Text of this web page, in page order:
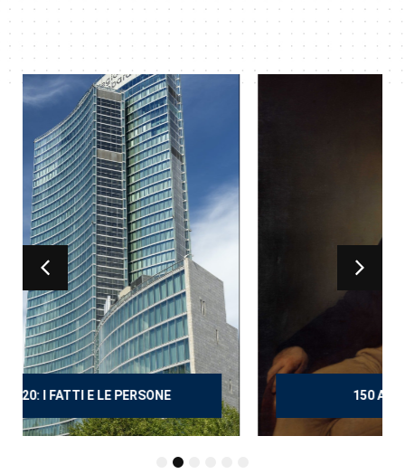
150 ANNI DOPO MANZONI